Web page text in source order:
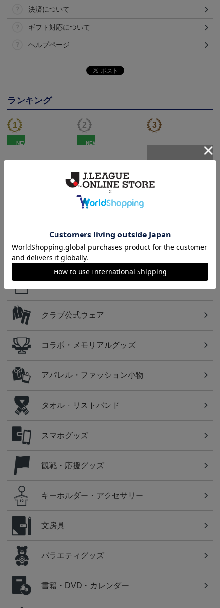
決済について
ギフト対応について
ヘルプページ
ランキング
NEW NEW
ト プリントタオルマフ
ラー
カテゴリから探す
クラブ公式ウェア
コラボ・メモリアルグッズ
アパレル・ファッション小物
タオル・リストバンド
スマホグッズ
観戦・応援グッズ
キーホルダー・アクセサリー
文房具
バラエティグッズ
書籍・DVD・カレンダー